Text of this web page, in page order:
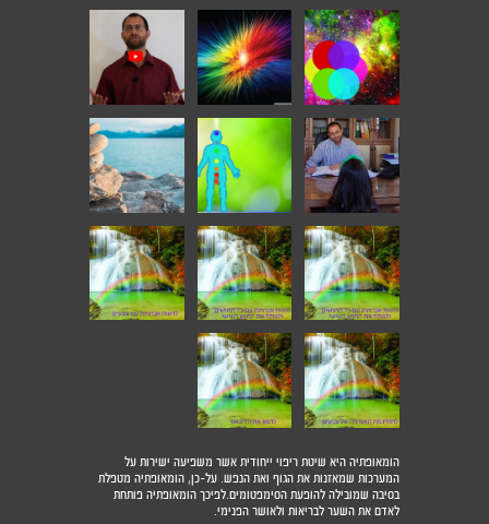
הומאופתיה היא שיטת ריפוי ייחודית אשר משפיעה ישירות על
המערכות שמאזנות את הגוף ואת הנפש. על-כן, הומאופתיה מטפלת
בסיבה שמובילה להופעת הסימפטומים.לפיכך הומאופתיה פותחת
לאדם את השער לבריאות ולאושר הפנימי.